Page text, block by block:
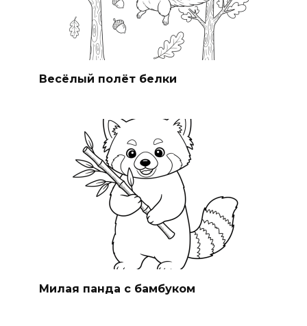
Весёлый полёт белки
Милая панда с бамбуком